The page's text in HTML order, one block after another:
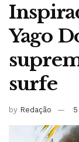
Yago
surfe
by Redação